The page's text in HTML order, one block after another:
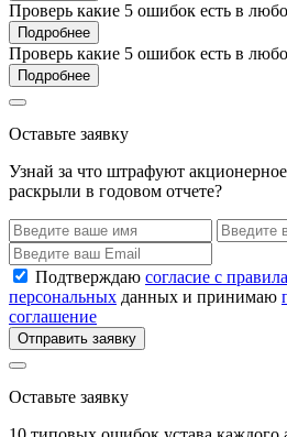
Проверь какие 5 ошибок есть в
Подробнее
Проверь какие 5 ошибок есть в
Подробнее
Оставьте заявку
Узнай за что штрафуют
раскрыли в годовом отчете?
Подтверждаю согласие с
персональных данных и принимаю
соглашение
Отправить заявку
Оставьте заявку